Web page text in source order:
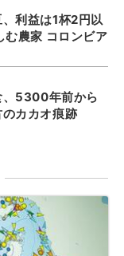
利益は1杯2円以
む農家 コロンビア
、5300年前から
カカオ痕跡